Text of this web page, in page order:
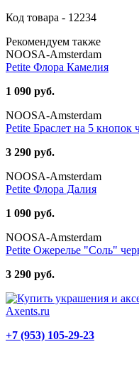
Код товара - 12234
Рекомендуем также
NOOSA-Amsterdam
Petite Флора Камелия
1 090 руб.
NOOSA-Amsterdam
Petite Браслет на 5 кнопок
3 290 руб.
NOOSA-Amsterdam
Petite Флора Далия
1 090 руб.
NOOSA-Amsterdam
Petite Ожерелье "Соль"
3 290 руб.
+7 (953) 105-29-23